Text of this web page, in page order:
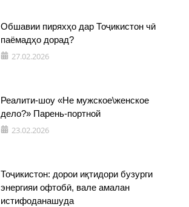
Обшавии пиряхҳо дар Тоҷикистон чӣ
паёмадҳо дорад?
27.02.2026
Реалити-шоу «Не мужское\женское
дело?» Парень-портной
23.02.2026
Тоҷикистон: дорои иқтидори бузурги
энергияи офтобӣ, вале амалан
истифоданашуда